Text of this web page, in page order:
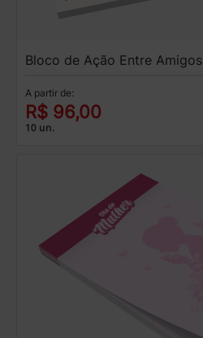
Bloco de Ação Entre Amigos
A partir de:
R$ 96,00
10 un.